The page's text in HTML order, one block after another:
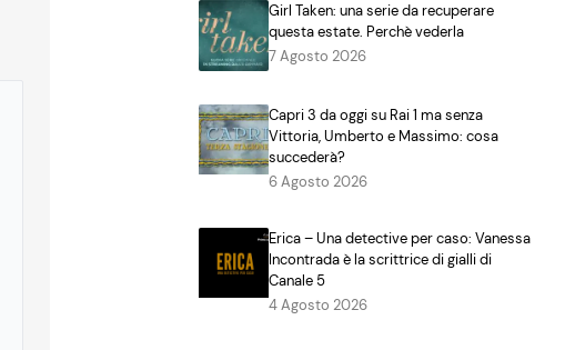
Girl Taken: una serie da recuperare
questa estate. Perchè vederla
7 Agosto 2026
Capri 3 da oggi su Rai 1 ma senza
Vittoria, Umberto e Massimo: cosa
succederà?
6 Agosto 2026
Erica – Una detective per caso: Vanessa
Incontrada è la scrittrice di gialli di
Canale 5
4 Agosto 2026